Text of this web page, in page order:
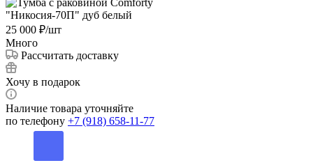
25 000 ₽/шт
Много
Рассчитать доставку
Хочу в подарок
Наличие товара уточняйте
по телефону +7 (918) 658-11-77